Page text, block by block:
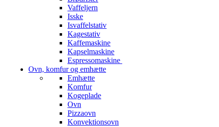
Vaffeljern
Isske
Isvaffelstativ
Kagestativ
Kaffemaskine
Kapselmaskine
Espressomaskine
Ovn, komfur og emhætte
Emhætte
Komfur
Kogeplade
Ovn
Pizzaovn
Konvektionsovn